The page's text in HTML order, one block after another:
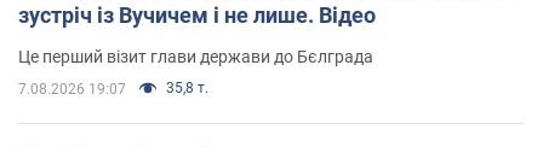
зустріч із Вучичем і не лише. Відео
Це перший візит глави держави до Бєлграда
7.08.2026 19:07 35,8 т.